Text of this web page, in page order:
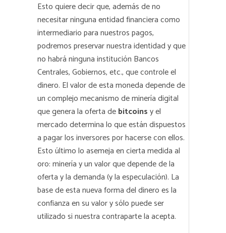
Esto quiere decir que, además de no
necesitar ninguna entidad financiera como
intermediario para nuestros pagos,
podremos preservar nuestra identidad y que
no habrá ninguna institución Bancos
Centrales, Gobiernos, etc., que controle el
dinero. El valor de esta moneda depende de
un complejo mecanismo de minería digital
que genera la oferta debitcoinsy el
mercado determina lo que están dispuestos
a pagar los inversores por hacerse con ellos.
Esto último lo asemeja en cierta medida al
oro: minería y un valor que depende de la
oferta y la demanda (y la especulación). La
base de esta nueva forma del dinero es la
confianza en su valor y sólo puede ser
utilizado si nuestra contraparte la acepta.